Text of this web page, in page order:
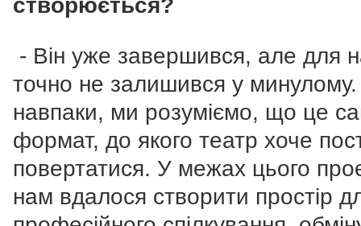
створюється?
- Він уже завершився, але для
точно не залишився у
навпаки, ми розуміємо, що це
формат, до якого театр хоче
повертатися. У межах цього
нам вдалося створити простір